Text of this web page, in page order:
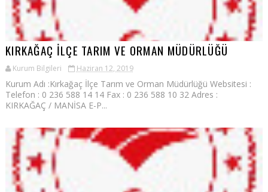
KIRKAĞAÇ İLÇE TARIM VE ORMAN MÜDÜRLÜĞÜ
Kurum Bilgileri Haziran 12, 2019
Kurum Adı :Kırkağaç İlçe Tarım ve Orman Müdürlüğü Websitesi :
Telefon : 0 236 588 14 14 Fax : 0 236 588 10 32 Adres :
KIRKAĞAÇ / MANİSA E-P...